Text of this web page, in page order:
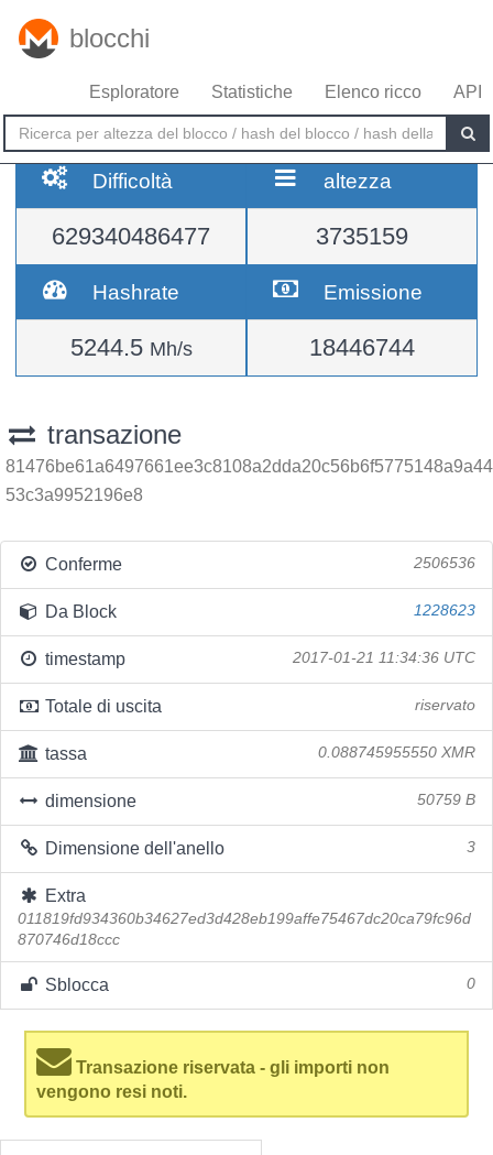
blocchi
Esploratore Statistiche Elenco ricco API
Difficoltà
629340486477
altezza
3735159
Hashrate
5244.5 Mh/s
Emissione
18446744
transazione
81476be61a6497661ee3c8108a2dda20c56b6f5775148a9a44
53c3a9952196e8
Conferme 2506536
Da Block 1228623
timestamp 2017-01-21 11:34:36 UTC
Totale di uscita riservato
tassa 0.088745955550 XMR
dimensione 50759 B
Dimensione dell'anello 3
Extra
011819fd934360b34627ed3d428eb199affe75467dc20ca79fc96d
870746d18ccc
Sblocca 0
Transazione riservata - gli importi non
vengono resi noti.